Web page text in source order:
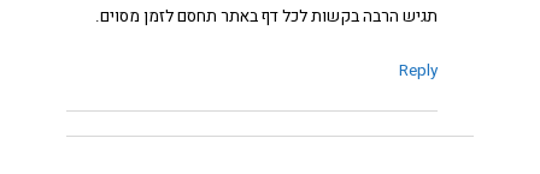
תגיש הרבה בקשות לכל דף באתר תחסם לזמן מסוים.
Reply